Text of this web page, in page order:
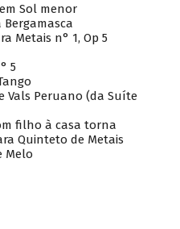
Sol menor
Bergamasca
Metais n° 1, Op 5
5
Vals Peruano (da Suíte
filho à casa torna
Quinteto de Metais
Melo